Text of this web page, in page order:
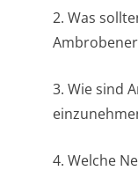
2. Was
3. Wie sind
4. Welche